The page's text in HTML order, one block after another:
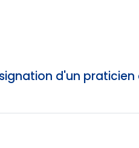
d'un